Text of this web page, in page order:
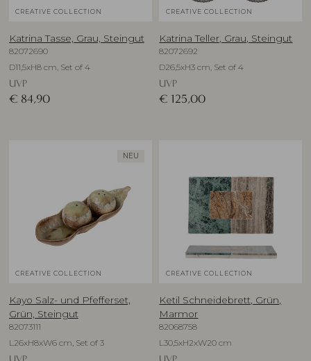
CREATIVE COLLECTION
Katrina Tasse, Grau, Steingut
82072690
D11,5xH8 cm, Set of 4
UVP
€ 84,90
CREATIVE COLLECTION
Katrina Teller, Grau, Steingut
82072692
D26,5xH3 cm, Set of 4
UVP
€ 125,00
NEU
CREATIVE COLLECTION
Kayo Salz- und Pfefferset,
Grün, Steingut
82073111
L26xH8xW6 cm, Set of 3
CREATIVE COLLECTION
Ketil Schneidebrett, Grün,
Marmor
82068758
L30,5xH2xW20 cm